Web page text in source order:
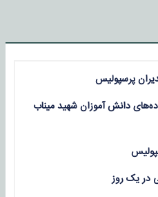
پرسپولیس
دانش آموزان شهید میناب